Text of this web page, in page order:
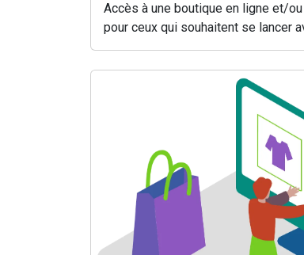
Accès à une boutique en ligne et/
pour ceux qui souhaitent se lancer